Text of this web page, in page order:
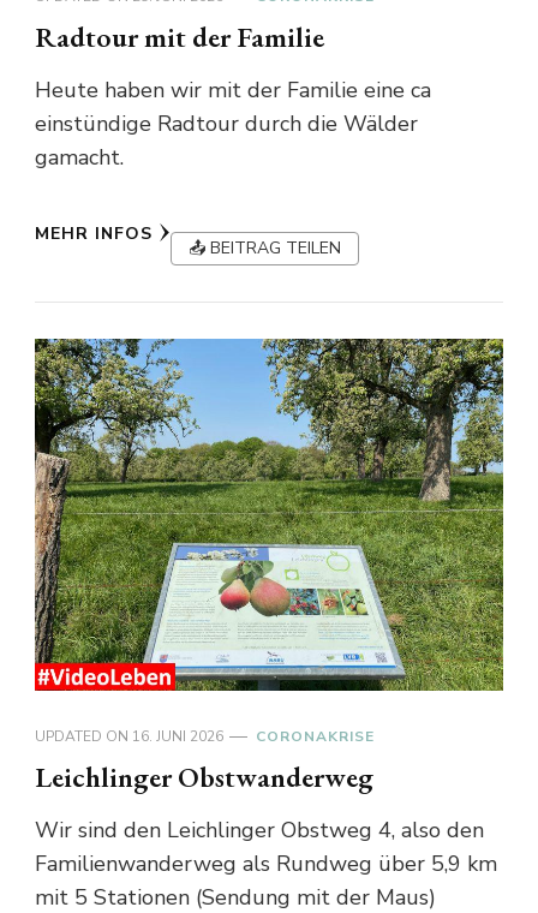
Radtour mit der Familie
Heute haben wir mit der Familie eine ca
einstündige Radtour durch die Wälder
gamacht.
MEHR INFOS
📤 BEITRAG TEILEN
UPDATED ON 16. JUNI 2026 CORONAKRISE
Leichlinger Obstwanderweg
Wir sind den Leichlinger Obstweg 4, also den
Familienwanderweg als Rundweg über 5,9 km
mit 5 Stationen (Sendung mit der Maus)